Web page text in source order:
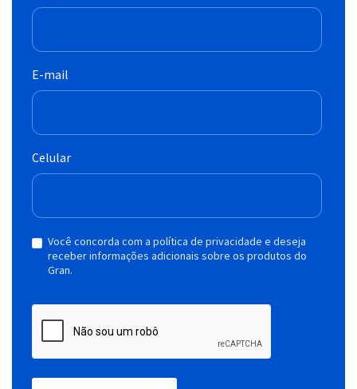
E-mail
Celular
Você concorda com a política de privacidade e deseja
receber informações adicionais sobre os produtos do
Gran.